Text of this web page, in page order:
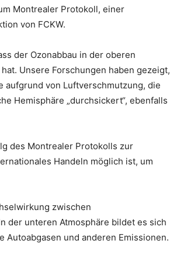
Montrealer Protokoll, einer
von FCKW.
der Ozonabbau in der oberen
Unsere Forschungen haben gezeigt,
aufgrund von Luftverschmutzung, die
Hemisphäre „durchsickert“, ebenfalls
des Montrealer Protokolls zur
Handeln möglich ist, um
zwischen
der unteren Atmosphäre bildet es sich
und anderen Emissionen.